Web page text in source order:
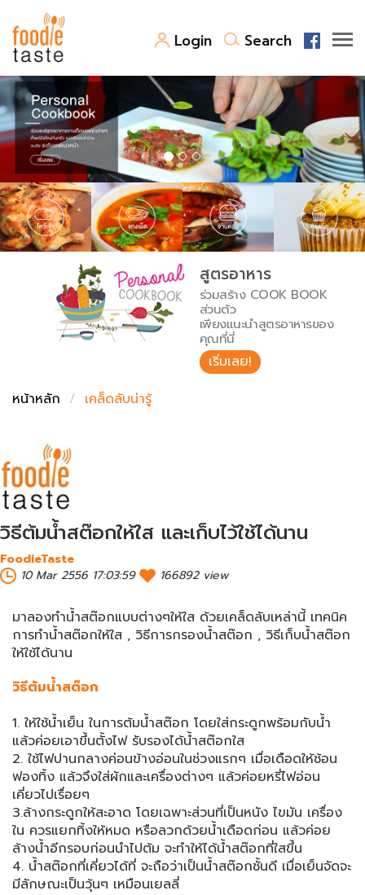
Login Search
สูตรอาหาร
สูตรอาหารล่าสุด
Top Foodie
พาไปชิม
สารพันก้นครัว
เคล็ดลับน่ารู้
เปรียบเทียบหน่วยการตวง
เปรียบเทียบอุณหภูมิ
เปรียบเทียบน้ำหนักวัตถุดิบ
FoodPedia
สร้าง Cookbook
สูตรอาหาร
ร่วมสร้าง COOK BOOK
ส่วนตัว
เพียงแนะนำสูตรอาหารของ
คุณที่นี่
เริ่มเลย!
หน้าหลัก
เคล็ดลับน่ารู้
วิธีต้มน้ำสต๊อกให้ใส และเก็บไว้ใช้ได้นาน
FoodieTaste
10 Mar 2556 17:03:59
166892 view
มาลองทำน้ำสต๊อกแบบต่างๆให้ใส ด้วยเคล็ดลับเหล่านี้ เทคนิค
การทำน้ำสต๊อกให้ใส , วิธีการกรองน้ำสต๊อก , วิธีเก็บน้ำสต๊อก
ให้ใช้ได้นาน
วิธีต้มน้ำสต๊อก
1. ให้ใช้น้ำเย็น ในการต้มน้ำสต๊อก โดยใส่กระดูกพร้อมกับน้ำ
แล้วค่อยเอาขึ้นตั้งไฟ รับรองได้น้ำสต๊อกใส
2. ใช้ไฟปานกลางค่อนข้างอ่อนในช่วงแรกๆ เมื่อเดือดให้ช้อน
ฟองทิ้ง แล้วจึงใส่ผักและเครื่องต่างๆ แล้วค่อยหรี่ไฟอ่อน
เคี่ยวไปเรื่อยๆ
3.ล้างกระดูกให้สะอาด โดยเฉพาะส่วนที่เป็นหนัง ไขมัน เครื่อง
ใน ควรแยกทิ้งให้หมด หรือลวกด้วยน้ำเดือดก่อน แล้วค่อย
ล้างน้ำอีกรอบก่อนนำไปต้ม จะทำให้ได้น้ำสต๊อกที่ใสขึ้น
4. น้ำสต๊อกที่เคี่ยวได้ที่ จะถือว่าเป็นน้ำสต๊อกชั้นดี เมื่อเย็นจัดจะ
มีลักษณะเป็นวุ้นๆ เหมือนเยลลี่